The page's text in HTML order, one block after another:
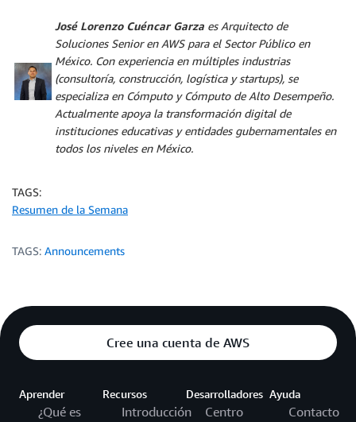
José Lorenzo Cuéncar Garza es Arquitecto de
Soluciones Senior en AWS para el Sector Público en
México. Con experiencia en múltiples industrias
(consultoría, construcción, logística y startups), se
especializa en Cómputo y Cómputo de Alto Desempeño.
Actualmente apoya la transformación digital de
instituciones educativas y entidades gubernamentales en
todos los niveles en México.
TAGS:
Resumen de la Semana
TAGS: Announcements
Cree una cuenta de AWS
Aprender
¿Qué es
Recursos
Introducción
Desarrolladores
Centro
Ayuda
Contacto